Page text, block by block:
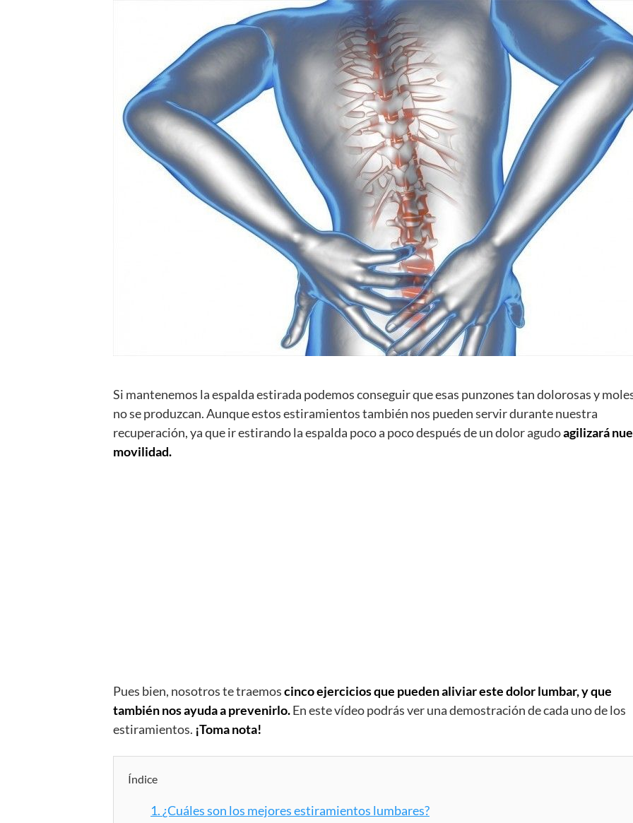
Si mantenemos la espalda estirada podemos conseguir que esas punzones tan dolorosas y
no se produzcan. Aunque estos estiramientos también nos pueden servir durante nuestra
recuperación, ya que ir estirando la espalda poco a poco después de un dolor agudoagilizará
movilidad.
Pues bien, nosotros te traemoscinco ejercicios que pueden aliviar este dolor lumbar, y que
también nos ayuda a prevenirlo.En este vídeo podrás ver una demostración de cada uno de los
estiramientos. ¡Toma nota!
Índice
1. ¿Cuáles son los mejores estiramientos lumbares?